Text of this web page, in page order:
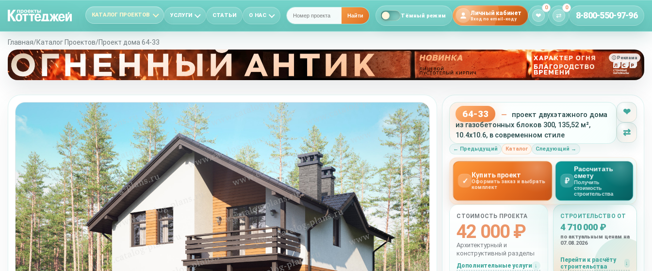
КАТАЛОГ ПРОЕКТОВ УСЛУГИ СТАТЬИ О НАС Найти Тёмный режим Личный кабинет
Вход по email-коду ❤
0
⇄
0
8-800-550-97-96
Главная/Каталог Проектов/Проект дома 64-33
ⓘ Реклама
64-33 —
проект двухэтажного дома
из газобетонных блоков 300, 135,52 м²,
10.4x10.6, в современном стиле
← Предыдущий Каталог Следующий →
❤
⇄
СТОИМОСТЬ ПРОЕКТА
42 000 ₽
Архитектурный и
конструктивный разделы
Дополнительные услуги
СТРОИТЕЛЬСТВО ОТ
4 710 000 ₽
по актуальным ценам на
07.08.2026
Перейти к расчёту
строительства
✓
Купить проект
Оформить заказ и выбрать
комплект
₽
Рассчитать
смету
Получить
стоимость
строительства